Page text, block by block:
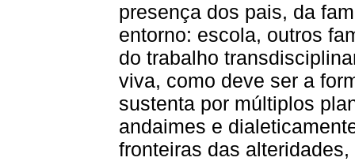
presença dos pais, da
entorno: escola, outros
do trabalho
viva, como deve ser a
sustenta por múltiplos
andaimes e
fronteiras das